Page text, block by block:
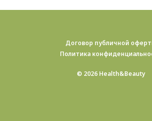
Договор публичной
Политика
© 2026 Health&Beauty